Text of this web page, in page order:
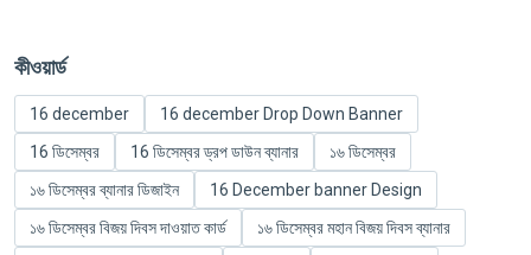
কীওয়ার্ড
16 december
16 december Drop Down Banner
16 ডিসেম্বর
16 ডিসেম্বর ড্রপ ডাউন ব্যানার
১৬ ডিসেম্বর
১৬ ডিসেম্বর ব্যানার ডিজাইন
16 December banner Design
১৬ ডিসেম্বর বিজয় দিবস দাওয়াত কার্ড
১৬ ডিসেম্বর মহান বিজয় দিবস ব্যানার